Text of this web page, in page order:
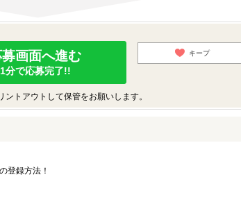
募画面へ進む
1分で応募完了!!
キープ
トアウトして保管をお願いします。
登録方法！